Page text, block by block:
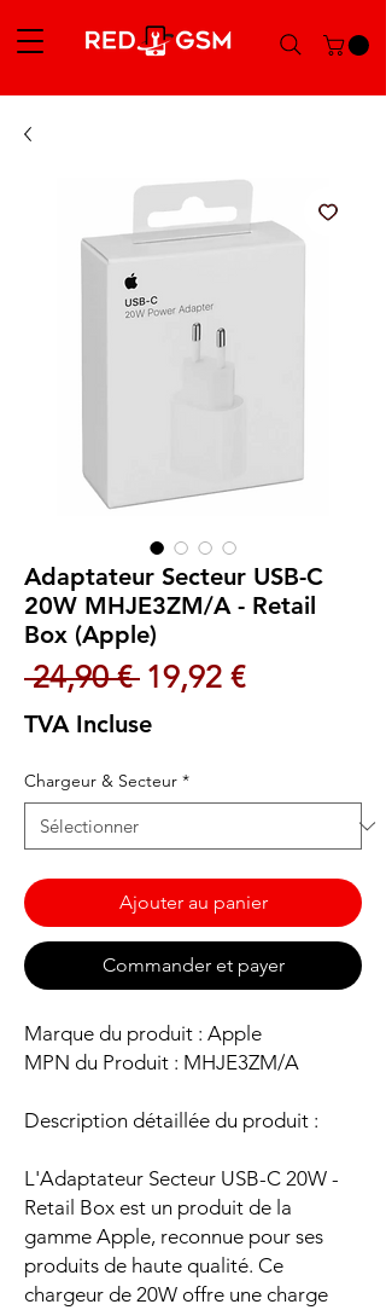
Adaptateur Secteur USB-C
20W MHJE3ZM/A - Retail
Box (Apple)
24,90 € Prix original
19,92 €Prix
TVA Incluse
Chargeur & Secteur *
Ajouter au panier
Commander et payer
Marque du produit : Apple
MPN du Produit : MHJE3ZM/A
Description détaillée du produit :
L'Adaptateur Secteur USB-C 20W -
Retail Box est un produit de la
gamme Apple, reconnue pour ses
produits de haute qualité. Ce
chargeur de 20W offre une charge